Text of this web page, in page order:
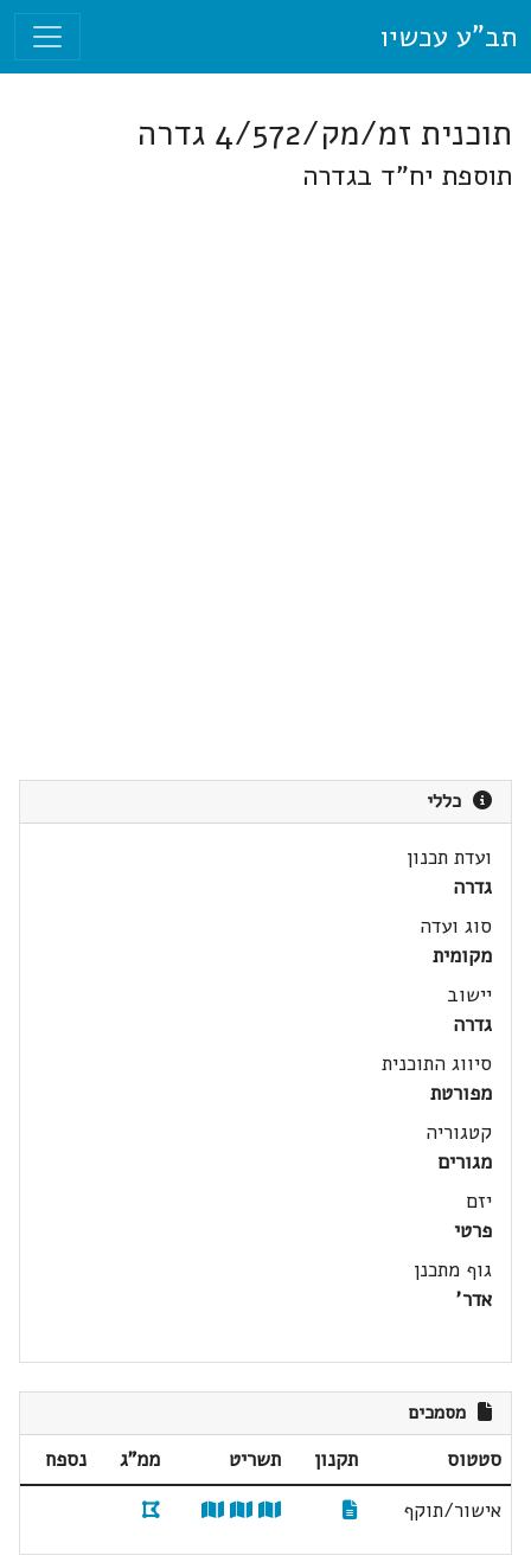
תב"ע עכשיו
תוכנית זמ/מק/4/572 גדרה
תוספת יח"ד בגדרה
כללי
ועדת תכנון
גדרה
סוג ועדה
מקומית
יישוב
גדרה
סיווג התוכנית
מפורטת
קטגוריה
מגורים
יזם
פרטי
גוף מתכנן
אדר'
מסמכים
סטטוס תקנון תשריט ממ"ג
נספח
אישור/תוקף